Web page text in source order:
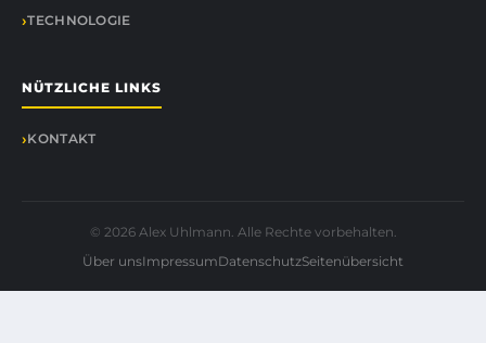
TECHNOLOGIE
NÜTZLICHE LINKS
KONTAKT
© 2026 Alex Uhlmann. Alle Rechte vorbehalten.
Über unsImpressumDatenschutzSeitenübersicht